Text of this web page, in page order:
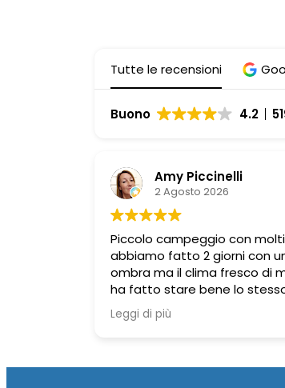
Tutte le recensioni
Buono 4.2
Amy Piccinelli
2 Agosto 2026
Piccolo campeggio con
abbiamo fatto 2 giorni con
ombra ma il clima fresco di
ha fatto stare bene lo
molto puliti, docce calde
perfetto per chi ha amici
Leggi di più